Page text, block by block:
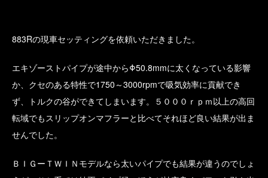
883Rの現車セッティングを依頼いただきました。
エキゾーストパイプが途中からΦ50.8mmに太くなっている影響
か、クセのある特性で1750～3000rpmで吸気効率に貢献でき
ず、トルクの谷ができてしまいます。５０００ｒｐｍ以上の高回
転域でもスリップオンマフラーと比べてそれほど良い結果が出ま
せんでした。
ＢＩＧーＴＷＩＮモデルなら太いパイプでも結果が違うのでしょ